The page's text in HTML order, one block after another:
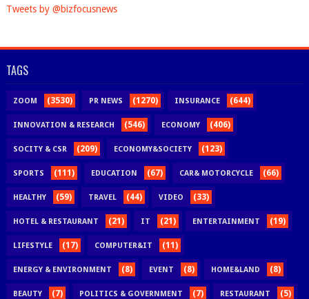
Tweets by @bizfocusnews
TAGS
ZOOM (3530) PR NEWS (1270) INSURANCE (644)
INNOVATION & RESEARCH (546) ECONOMY (406)
SOCITY & CSR (209) ECONOMY&SOCIETY (123)
SPORTS (111) EDUCATION (67) CAR& MOTORCYCLE (66)
HEALTHY (59) TRAVEL (44) VIDEO (33)
HOTEL & RESTAURANT (21) IT (21) ENTERTAINMENT (19)
LIFESTYLE (17) COMPUTER&IT (11)
ENERGY & ENVIRONMENT (8) EVENT (8) HOME&LAND (8)
BEAUTY (7) POLITICS & GOVERNMENT (7) RESTAURANT (5)